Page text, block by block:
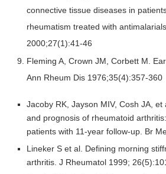
connective tissue diseases in
rheumatism treated with
2000;27(1):41-46
Fleming A, Crown JM, Corbett M.
Ann Rheum Dis 1976;35(4):357-360
Jacoby RK, Jayson MIV, Cosh JA,
and prognosis of rheumatoid
patients with 11-year follow-up. Br
Lineker S et al. Defining morning
arthritis. J Rheumatol 1999;